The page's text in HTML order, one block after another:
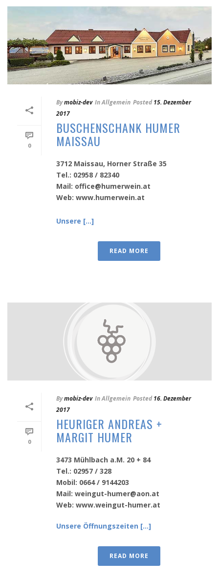
0
Bymobiz-dev InAllgemein Posted 15. Dezember
2017
BUSCHENSCHANK HUMER
MAISSAU
3712 Maissau, Horner Straße 35
Tel.: 02958 / 82340
Mail: office@humerwein.at
Web: www.humerwein.at
Unsere [...]
READ MORE
0
Bymobiz-dev InAllgemein Posted 16. Dezember
2017
HEURIGER ANDREAS +
MARGIT HUMER
3473 Mühlbach a.M. 20 + 84
Tel.: 02957 / 328
Mobil: 0664 / 9144203
Mail: weingut-humer@aon.at
Web: www.weingut-humer.at
Unsere Öffnungszeiten [...]
READ MORE